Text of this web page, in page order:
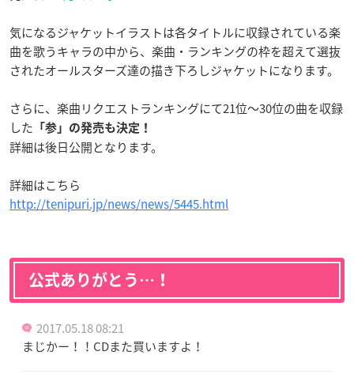
気になるジャケットイラストは各タイトルに収録されている楽
曲を歌うキャラの中から、楽曲・ランキングの枠を超えて選抜
されたオールスターズ達の描き下ろしジャケットになります。
さらに、楽曲リクエストランキングにて21位〜30位の曲を収録
した 「参」の発売も決定！
詳細は後日公開となります。
詳細はこちら
http://tenipuri.jp/news/news/5445.html
公式ありがとう…！
2017.05.18 08:21
まじかー！！CDまた買いますよ！